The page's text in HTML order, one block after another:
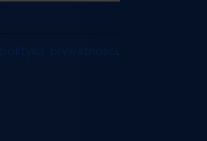
polityką prywatności.